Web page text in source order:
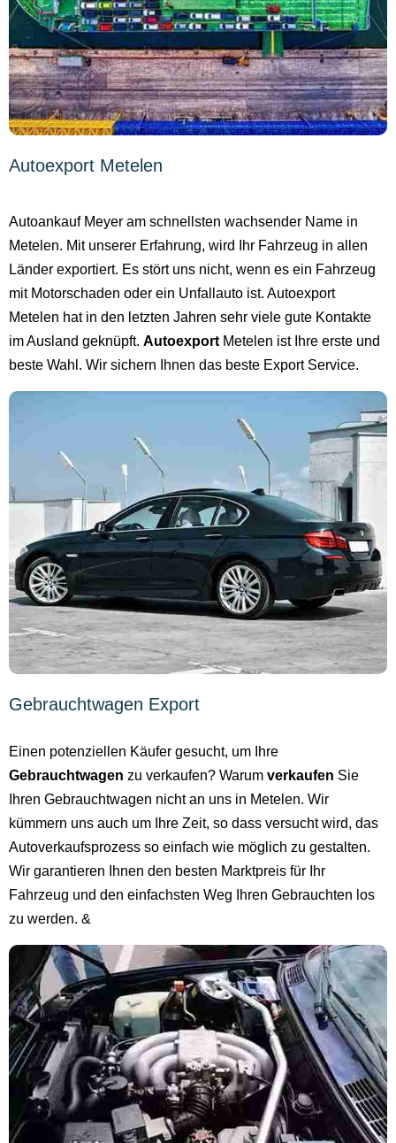
Autoexport Metelen
Autoankauf Meyer am schnellsten wachsender Name in
Metelen. Mit unserer Erfahrung, wird Ihr Fahrzeug in allen
Länder exportiert. Es stört uns nicht, wenn es ein Fahrzeug
mit Motorschaden oder ein Unfallauto ist. Autoexport
Metelen hat in den letzten Jahren sehr viele gute Kontakte
im Ausland geknüpft. Autoexport Metelen ist Ihre erste und
beste Wahl. Wir sichern Ihnen das beste Export Service.
Gebrauchtwagen Export
Einen potenziellen Käufer gesucht, um Ihre
Gebrauchtwagen zu verkaufen? Warum verkaufen Sie
Ihren Gebrauchtwagen nicht an uns in Metelen. Wir
kümmern uns auch um Ihre Zeit, so dass versucht wird, das
Autoverkaufsprozess so einfach wie möglich zu gestalten.
Wir garantieren Ihnen den besten Marktpreis für Ihr
Fahrzeug und den einfachsten Weg Ihren Gebrauchten los
zu werden. &